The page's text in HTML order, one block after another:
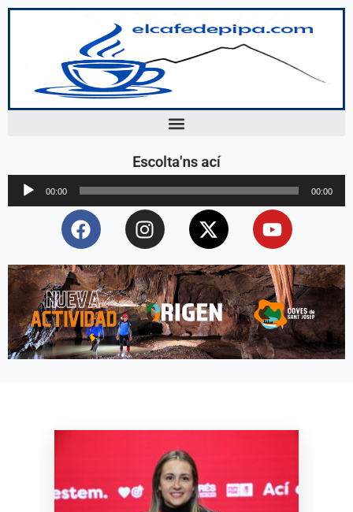
Escolta'ns ací
Reproductor
d'àudio
00:00 00:00